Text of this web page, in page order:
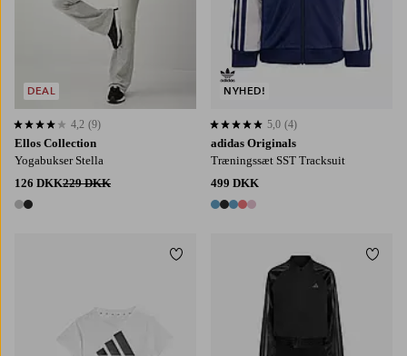
Ellos Collection
Yogabukser Stella
126 DKK229 DKK
2 farver
4,2 baseret på 9 bedømmelser
4,2 (9)
DEAL
adidas Originals
Træningssæt SST Tracksuit
499 DKK
5 farver
5,0 baseret på 4 bedømmelser
5,0 (4)
NYHED!
Tilføj til favoritter
170